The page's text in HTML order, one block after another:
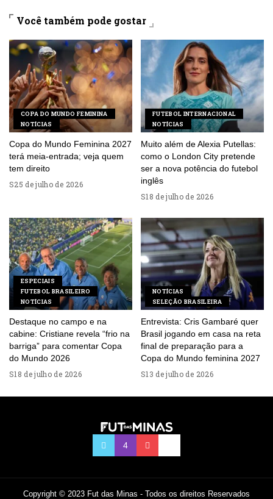
Você também pode gostar
COPA DO MUNDO FEMININA
NOTÍCIAS
Copa do Mundo Feminina 2027
terá meia-entrada; veja quem
tem direito
25 de julho de 2026
FUTEBOL INTERNACIONAL
NOTÍCIAS
Muito além de Alexia Putellas:
como o London City pretende
ser a nova potência do futebol
inglês
18 de julho de 2026
ESPECIAIS
FUTEBOL BRASILEIRO
NOTÍCIAS
Destaque no campo e na
cabine: Cristiane revela “frio na
barriga” para comentar Copa
do Mundo 2026
18 de julho de 2026
NOTÍCIAS
SELEÇÃO BRASILEIRA
Entrevista: Cris Gambaré quer
Brasil jogando em casa na reta
final de preparação para a
Copa do Mundo feminina 2027
13 de julho de 2026
Copyright © 2023 Fut das Minas - Todos os direitos Reservados